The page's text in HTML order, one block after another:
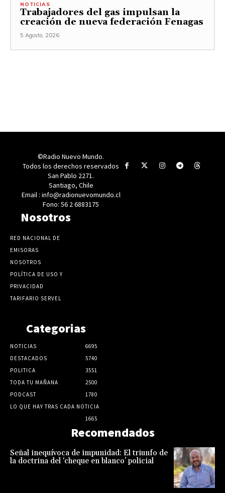
NOTICIAS
Trabajadores del gas impulsan la
creación de nueva federación Fenagas
5 Agosto, 2026
©Radio Nuevo Mundo.
Todos los derechos reservados
San Pablo 2271.
Santiago, Chile
Email : info@radionuevomundo.cl
Fono: 56 2 6883175
Nosotros
RED NACIONAL DE
EMISORAS
NOSOTROS
POLÍTICA DE USO Y
PRIVACIDAD
TARIFARIO SERVEL
Categorias
NOTICIAS
6695
DESTACADOS
5740
POLITICA
3551
TODA TU MAÑANA
2500
PODCAST
1780
LO QUE HAY TRAS CADA NOTICIA
1665
Recomendados
Señal inequívoca de impunidad: El triunfo de
la doctrina del ‘cheque en blanco’ policial